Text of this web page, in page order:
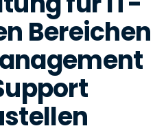
Bereichen